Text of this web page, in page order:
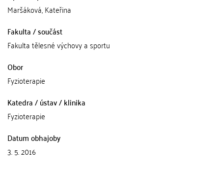
Maršáková, Kateřina
Fakulta / součást
Fakulta tělesné výchovy a sportu
Obor
Fyzioterapie
Katedra / ústav / klinika
Fyzioterapie
Datum obhajoby
3. 5. 2016